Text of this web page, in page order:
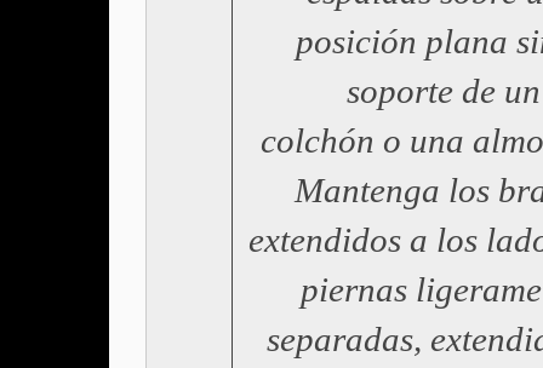
posición plana
soporte de un
colchón o una
Mantenga los
extendidos a los
piernas
separadas,